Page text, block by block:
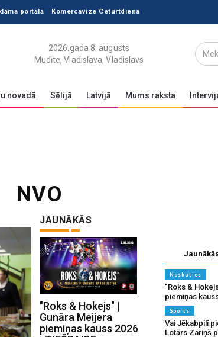
portālā Komercavīze Ceturtdiena
2026.gada 8. augusts
Mudīte, Vladislava, Vladislavs
novadā Sēlijā Latvijā Mums raksta
NVO
JAUNĀKĀS
"Roks & Hokejs" |
Gunāra Meijera
piemiņas kauss 2026
Noskaties
"Roks &
piemiņas
Sports
Vai Jēkabpilī
Lotārs Zariņš